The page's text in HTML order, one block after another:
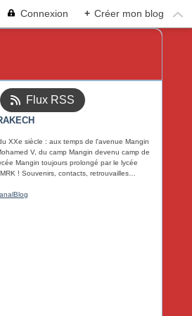
Connexion + Créer mon blog
Flux RSS
XXe siècle : aux temps de l'avenue Mangin
V, du camp Mangin devenu camp de
Mangin toujours prolongé par le lycée
! Souvenirs, contacts, retrouvailles…